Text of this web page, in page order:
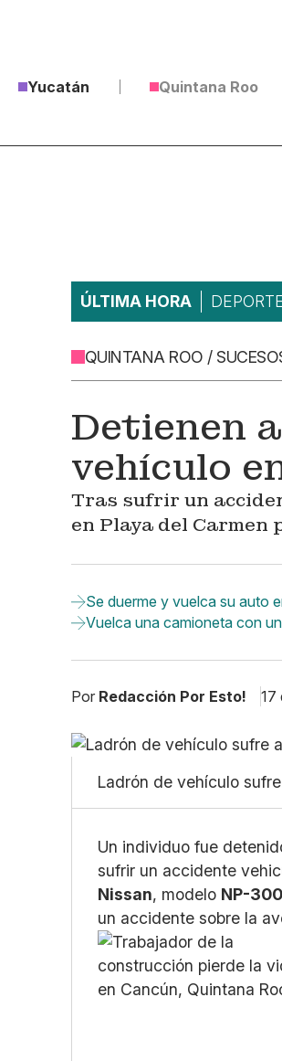
Yucatán Quintana Roo
ÚLTIMA HORA
QUINTANA ROO /
Detienen
vehículo
Tras sufrir un
en Playa del
Se duerme y vuelca su auto
Vuelca una camioneta con
Por Redacción Por Esto! 17
Ladrón de vehículo
Un individuo fue
sufrir un accidente
Nissan, modelo NP-300
un accidente sobre la